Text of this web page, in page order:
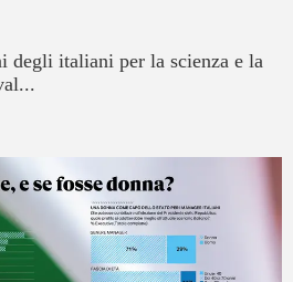
degli italiani per la scienza e la